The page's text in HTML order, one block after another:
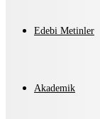
Edebi Metinler
Akademik